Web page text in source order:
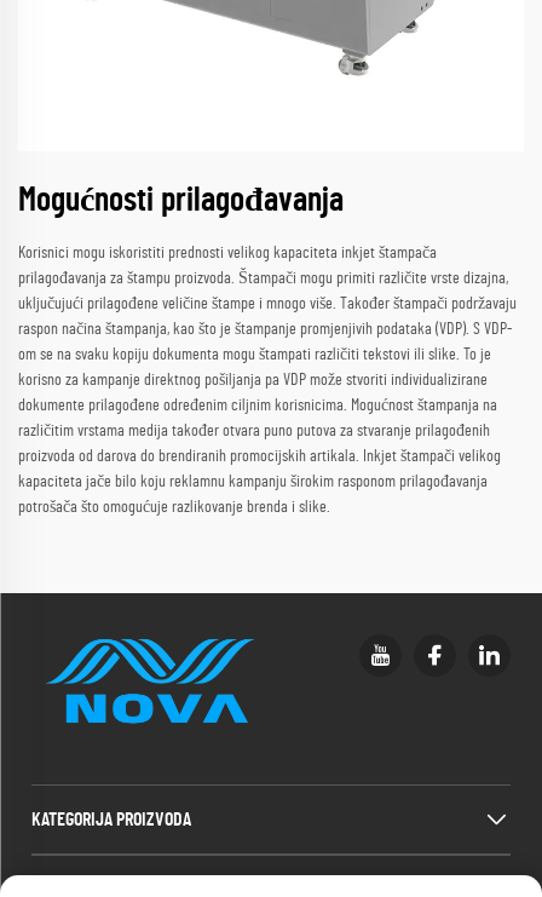
Mogućnosti prilagođavanja
Korisnici mogu iskoristiti prednosti velikog kapaciteta inkjet štampača
prilagođavanja za štampu proizvoda. Štampači mogu primiti različite vrste dizajna,
uključujući prilagođene veličine štampe i mnogo više. Također štampači podržavaju
raspon načina štampanja, kao što je štampanje promjenjivih podataka (VDP). S VDP-
om se na svaku kopiju dokumenta mogu štampati različiti tekstovi ili slike. To je
korisno za kampanje direktnog pošiljanja pa VDP može stvoriti individualizirane
dokumente prilagođene određenim ciljnim korisnicima. Mogućnost štampanja na
različitim vrstama medija također otvara puno putova za stvaranje prilagođenih
proizvoda od darova do brendiranih promocijskih artikala. Inkjet štampači velikog
kapaciteta jače bilo koju reklamnu kampanju širokim rasponom prilagođavanja
potrošača što omogućuje razlikovanje brenda i slike.
KATEGORIJA PROIZVODA